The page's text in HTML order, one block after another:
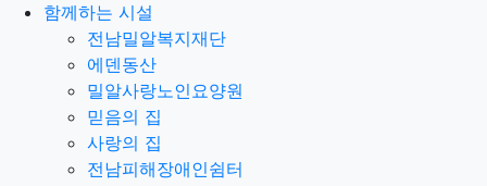
함께하는 시설
전남밀알복지재단
에덴동산
밀알사랑노인요양원
믿음의 집
사랑의 집
전남피해장애인쉼터